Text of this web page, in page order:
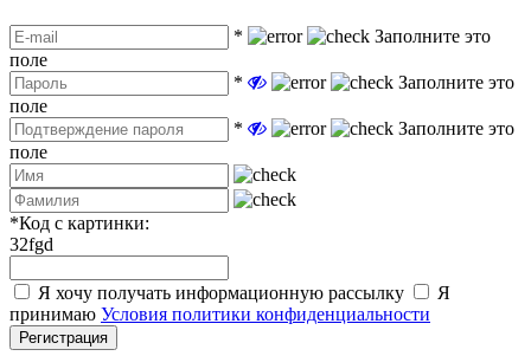
*
Заполните это
поле
*
Заполните это
поле
*
Заполните это
поле
*Код с картинки:
32fgd
Я хочу получать информационную рассылку
Я
принимаю Условия политики конфиденциальности
Регистрация